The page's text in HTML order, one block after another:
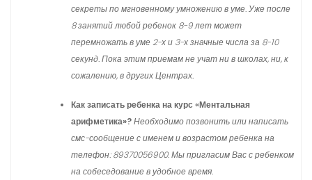
секреты по мгновенному умножению в уме. Уже после
8 занятий любой ребенок 8-9 лет может
перемножать в уме 2-х и 3-х значные числа за 8-10
секунд. Пока этим приемам не учат ни в школах, ни, к
сожалению, в других Центрах.
Как записать ребенка на курс «Ментальная
арифметика»?Необходимо позвонить или написать
смс-сообщение с именем и возрастом ребенка на
телефон: 89370056900. Мы пригласим Вас с ребенком
на собеседование в удобное время.